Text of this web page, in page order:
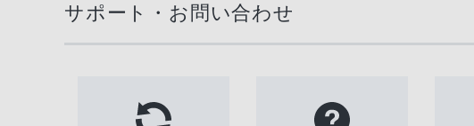
サポート・お問い合わせ